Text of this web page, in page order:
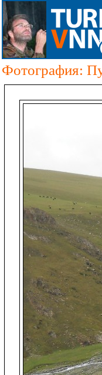
Фотография: